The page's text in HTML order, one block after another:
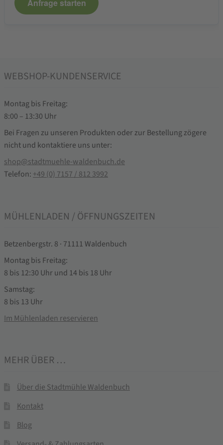
Anfrage starten
WEBSHOP-KUNDENSERVICE
Montag bis Freitag:
8:00 – 13:30 Uhr
Bei Fragen zu unseren Produkten oder zur Bestellung zögere
nicht und kontaktiere uns unter:
shop@stadtmuehle-waldenbuch.de
Telefon: +49 (0) 7157 / 812 3992
MÜHLENLADEN / ÖFFNUNGSZEITEN
Betzenbergstr. 8 · 71111 Waldenbuch
Montag bis Freitag:
8 bis 12:30 Uhr und 14 bis 18 Uhr
Samstag:
8 bis 13 Uhr
Im Mühlenladen reservieren
MEHR ÜBER …
Über die Stadtmühle Waldenbuch
Kontakt
Blog